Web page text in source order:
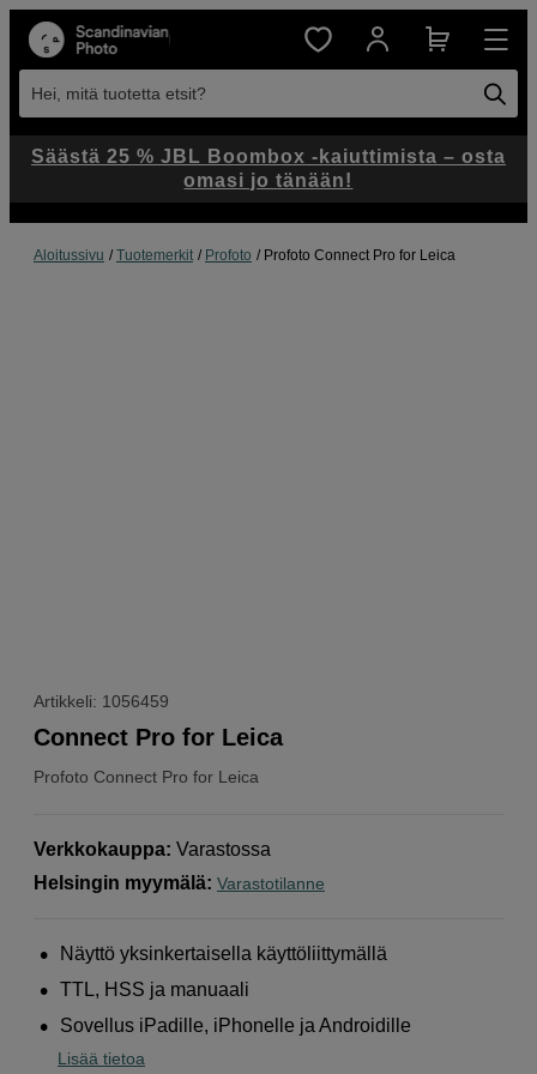
Hei, mitä tuotetta etsit?
Aloitussivu Tuotemerkit Profoto Profoto Connect Pro for Leica
Artikkeli: 1056459
Profoto Connect Pro for Leica
Connect Pro for Leica
Verkkokauppa: Varastossa
Helsingin myymälä: Varastotilanne
Näyttö yksinkertaisella käyttöliittymällä
TTL, HSS ja manuaali
Sovellus iPadille, iPhonelle ja Androidille
Lisää tietoa
Säästä 25 % JBL Boombox -kaiuttimista – osta
omasi jo tänään!